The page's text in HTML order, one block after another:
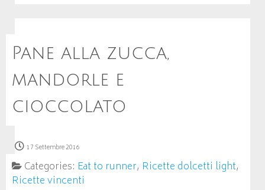
Pane alla zucca,
mandorle e
cioccolato
17 Settembre 2016
Categories: Eat to runner, Ricette dolcetti light,
Ricette vincenti